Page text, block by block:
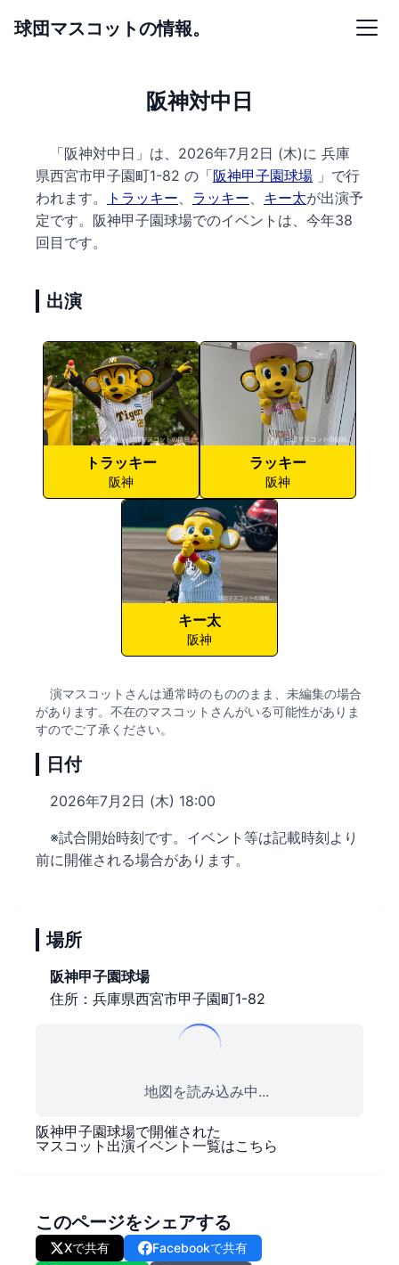
球団マスコットの情報。
阪神対中日
「阪神対中日」は、2026年7月2日 (木)に 兵庫
県西宮市甲子園町1-82 の 「阪神甲子園球場 」で行
われます。
トラッキー、 ラッキー、 キー太が出演予
定です。 阪神甲子園球場でのイベントは、今年38
回目です。
出演
トラッキー
阪神
ラッキー
阪神
キー太
阪神
演マスコットさんは通常時のもののまま、未編集の場合
があります。不在のマスコットさんがいる可能性がありま
すのでご了承ください。
日付
2026年7月2日 (木) 18:00
※試合開始時刻です。イベント等は記載時刻より
前に開催される場合があります。
場所
阪神甲子園球場
住所：兵庫県西宮市甲子園町1-82
地図を読み込み中...
阪神甲子園球場で開催された
マスコット出演イベント一覧はこちら
このページをシェアする
Xで共有
Facebookで共有